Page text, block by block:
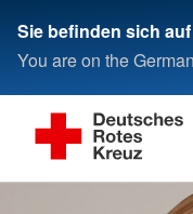
Sie befinden sich
You are on the